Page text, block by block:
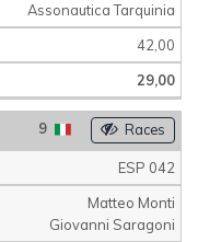
Assonautica Tarquinia
42,00
29,00
9 Races
ESP 042
Matteo Monti
Giovanni Saragoni